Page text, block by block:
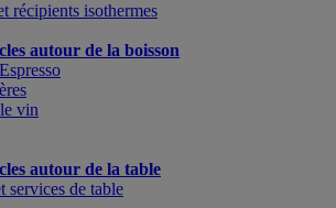
récipients isothermes
autour de la boisson
vin
autour de la table
services de table